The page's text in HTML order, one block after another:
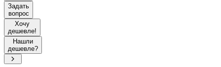
Задать
вопрос
Хочу
дешевле!
Нашли
дешевле?